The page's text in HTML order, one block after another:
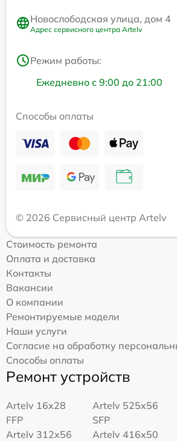
Новослободская улица, дом 4
Адрес сервисного центра Artelv
Режим работы:
Ежедневно с 9:00 до 21:00
Способы оплаты
© 2026 Сервисный центр Artelv
Стоимость ремонта
Оплата и доставка
Контакты
Вакансии
О компании
Ремонтируемые модели
Наши услуги
Согласие на обработку
Способы оплаты
Ремонт устройств
Artelv 16x28
FFP
Artelv 525x56
SFP
Artelv 312x56
Artelv 416x50